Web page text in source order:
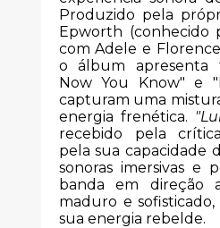
Produzido pela
Epworth (conhecido
com Adele e
o álbum apresenta
Now You Know" e
capturam uma
energia frenética.
recebido pela
pela sua capacidade
sonoras imersivas e
banda em direção
maduro e
sua energia rebelde.